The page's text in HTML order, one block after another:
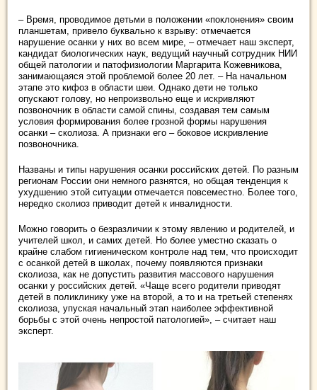
– Время, проводимое детьми в положении «поклонения» своим
планшетам, привело буквально к взрыву: отмечается
нарушение осанки у них во всем мире, – отмечает наш эксперт,
кандидат биологических наук, ведущий научный сотрудник НИИ
общей патологии и патофизиологии Маргарита Кожевникова,
занимающаяся этой проблемой более 20 лет. – На начальном
этапе это кифоз в области шеи. Однако дети не только
опускают голову, но непроизвольно еще и искривляют
позвоночник в области самой спины, создавая тем самым
условия формирования более грозной формы нарушения
осанки – сколиоза. А признаки его – боковое искривление
позвоночника.
Названы и типы нарушения осанки российских детей. По разным
регионам России они немного разнятся, но общая тенденция к
ухудшению этой ситуации отмечается повсеместно. Более того,
нередко сколиоз приводит детей к инвалидности.
Можно говорить о безразличии к этому явлению и родителей, и
учителей школ, и самих детей. Но более уместно сказать о
крайне слабом гигиеническом контроле над тем, что происходит
с осанкой детей в школах, почему появляются признаки
сколиоза, как не допустить развития массового нарушения
осанки у российских детей. «Чаще всего родители приводят
детей в поликлинику уже на второй, а то и на третьей степенях
сколиоза, упуская начальный этап наиболее эффективной
борьбы с этой очень непростой патологией», – считает наш
эксперт.